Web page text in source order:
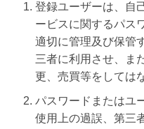
登録ユーザーは、自
ービスに関するパス
適切に管理及び保管
三者に利用させ、ま
更、売買等をしては
パスワードまたはユ
使用上の過誤、第三